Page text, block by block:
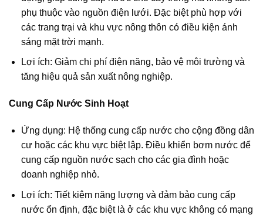
phụ thuộc vào nguồn điện lưới. Đặc biệt phù hợp với
các trang trại và khu vực nông thôn có điều kiện ánh
sáng mặt trời mạnh.
Lợi ích: Giảm chi phí điện năng, bảo vệ môi trường và
tăng hiệu quả sản xuất nông nghiệp.
Cung Cấp Nước Sinh Hoạt
Ứng dụng: Hệ thống cung cấp nước cho cộng đồng dân
cư hoặc các khu vực biệt lập. Điều khiển bơm nước để
cung cấp nguồn nước sạch cho các gia đình hoặc
doanh nghiệp nhỏ.
Lợi ích: Tiết kiệm năng lượng và đảm bảo cung cấp
nước ổn định, đặc biệt là ở các khu vực không có mạng